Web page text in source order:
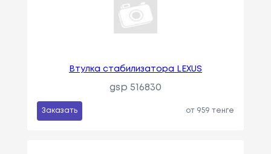
Втулка стабилизатора LEXUS
gsp 516830
Заказать от 959 тенге